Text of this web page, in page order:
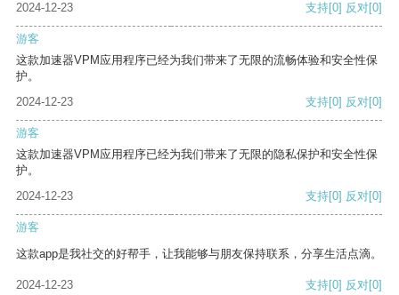
2024-12-23
支持[0] 反对[0]
游客
这款加速器VPM应用程序已经为我们带来了无限的流畅体验和安全性保
护。
2024-12-23
支持[0] 反对[0]
游客
这款加速器VPM应用程序已经为我们带来了无限的隐私保护和安全性保
护。
2024-12-23
支持[0] 反对[0]
游客
这款app是我社交的好帮手，让我能够与朋友保持联系，分享生活点滴。
2024-12-23 支持[0] 反对[0]